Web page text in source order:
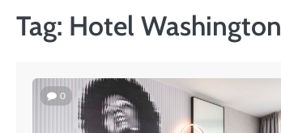
Tag: Hotel Washington
0